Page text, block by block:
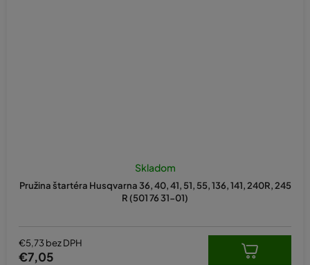
Pružina štartéra Husqvarna 36, 40, 41, 51, 55, 136, 141, 240R, 245
R (501 76 31-01)
Skladom
€5,73 bez DPH
€7,05